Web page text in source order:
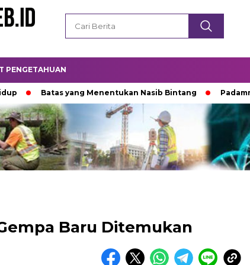
PENGETAHUAN
Batas yang Menentukan Nasib Bintang Padamnya
Baru Ditemukan